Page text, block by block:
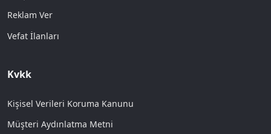
Reklam Ver
Vefat İlanları
Kvkk
Kişisel Verileri Koruma Kanunu
Müşteri Aydınlatma Metni